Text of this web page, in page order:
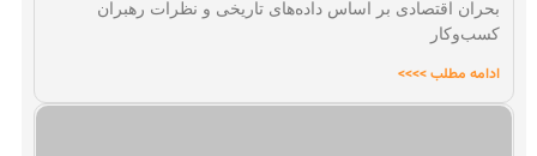
بحران اقتصادی بر اساس داده‌های تاریخی و نظرات رهبران
کسب‌وکار
ادامه مطلب >>>>